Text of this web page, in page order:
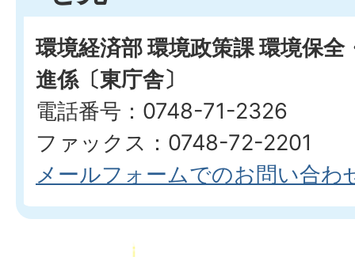
環境経済部 環境政策課 環境保
進係〔東庁舎〕
電話番号：0748-71-2326
ファックス：0748-72-2201
メールフォームでのお問い合わ